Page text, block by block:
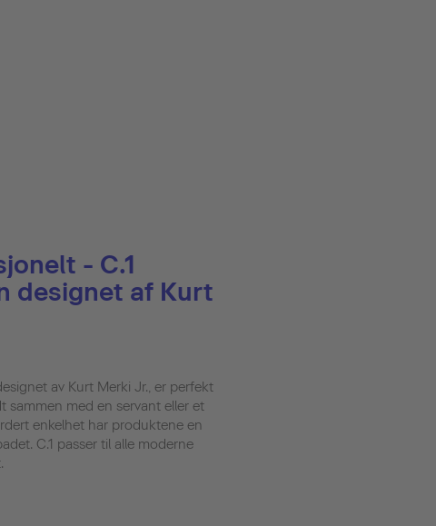
- C.1
designet af Kurt
av Kurt Merki Jr., er perfekt
sammen med en servant eller et
enkelhet har produktene en
C.1 passer til alle moderne